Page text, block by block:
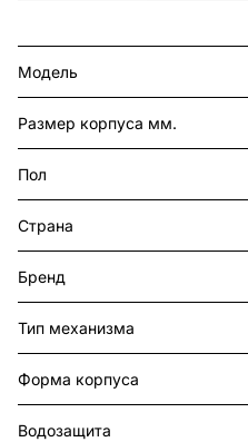
Модель
Размер корпуса мм.
Пол
Страна
Бренд
Тип механизма
Форма корпуса
Водозащита